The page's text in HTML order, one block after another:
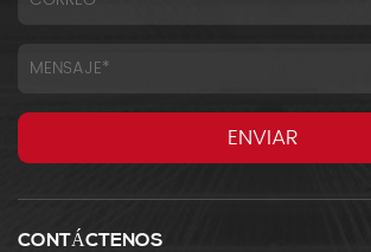
CONTÁCTENOS